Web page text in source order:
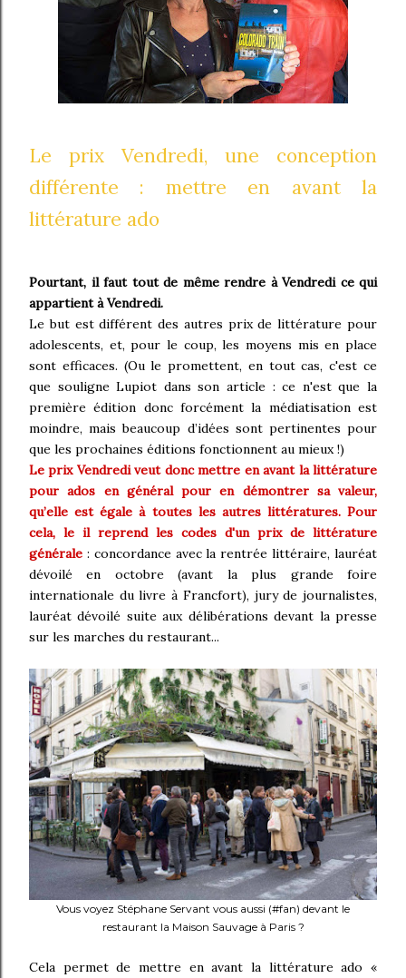
Le prix Vendredi, une conception
différente : mettre en avant la
littérature ado
Pourtant, il faut tout de même rendre à Vendredi ce qui
appartient à Vendredi.
Le but est différent des autres prix de littérature pour
adolescents, et, pour le coup, les moyens mis en place
sont efficaces. (Ou le promettent, en tout cas, c'est ce
que souligne Lupiot dans son article : ce n'est que la
première édition donc forcément la médiatisation est
moindre, mais beaucoup d’idées sont pertinentes pour
que les prochaines éditions fonctionnent au mieux !)
Le prix Vendredi veut donc mettre en avant la littérature
pour ados en général pour en démontrer sa valeur,
qu’elle est égale à toutes les autres littératures. Pour
cela, le il reprend les codes d'un prix de littérature
générale : concordance avec la rentrée littéraire, lauréat
dévoilé en octobre (avant la plus grande foire
internationale du livre à Francfort), jury de journalistes,
lauréat dévoilé suite aux délibérations devant la presse
sur les marches du restaurant...
Vous voyez Stéphane Servant vous aussi (#fan) devant le
restaurant la Maison Sauvage à Paris ?
Cela permet de mettre en avant la littérature ado «